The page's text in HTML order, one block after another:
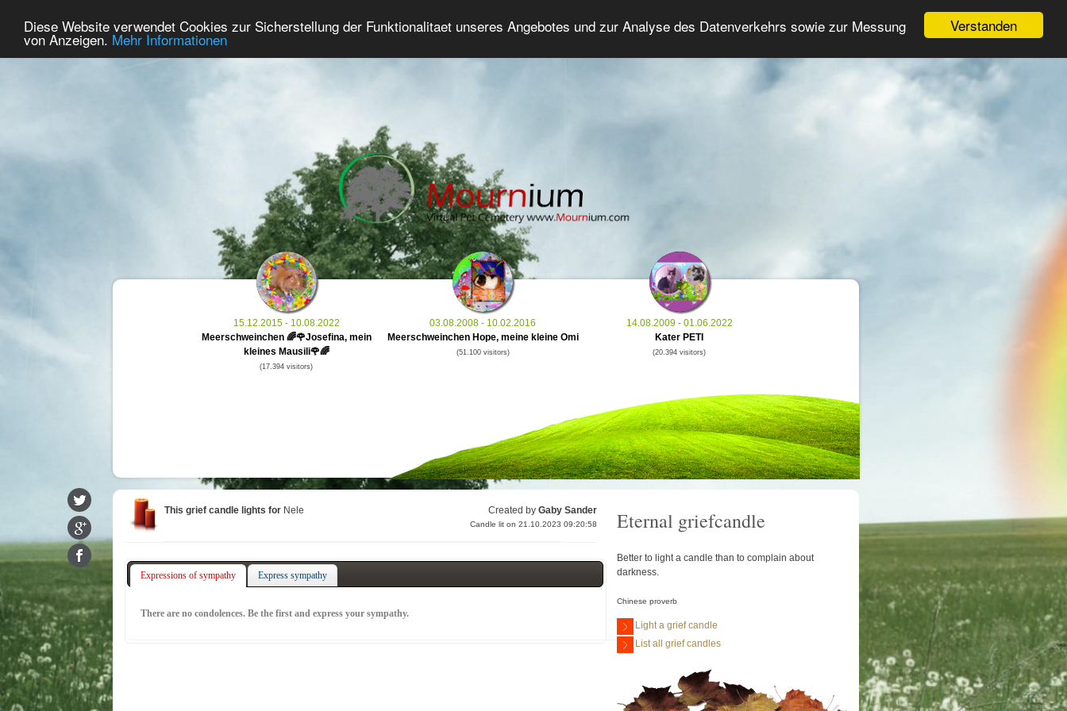
Verstanden
Diese Website verwendet Cookies zur Sicherstellung der Funktionalitaet unseres Angebotes und zur Analyse des Datenverkehrs sowie zur Messung
von Anzeigen. Mehr Informationen
Home Premium Commemorate Grief Pet Forum Advanced Search Login/Register
15.12.2015 - 10.08.2022
Meerschweinchen 🌈🌹Josefina, mein
kleines Mausili🌹🌈
(17.394 visitors)
03.08.2008 - 10.02.2016
Meerschweinchen Hope, meine kleine Omi
(51.100 visitors)
14.08.2009 - 01.06.2022
Kater PETI
(20.394 visitors)
This grief candle lights for Nele Created by Gaby Sander
Candle lit on 21.10.2023 09:20:58
Expressions of sympathy Express sympathy
There are no condolences. Be the first and express your sympathy.
Eternal griefcandle
Better to light a candle than to complain about
darkness.
Chinese proverb
Light a grief candle
List all grief candles